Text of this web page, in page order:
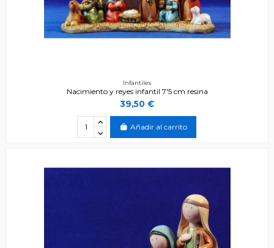
Infantiles
Nacimiento y reyes infantil 7'5 cm resina
39,50 €
Añadir al carrito